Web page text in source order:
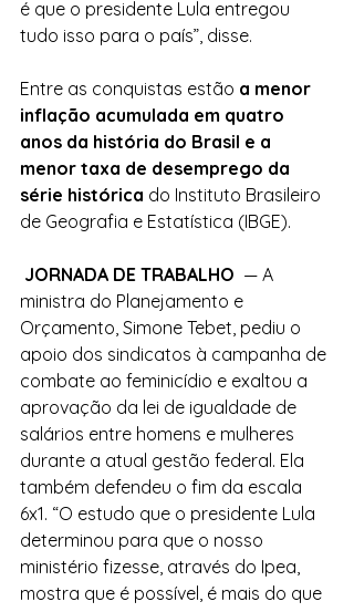
é que o presidente Lula entregou
tudo isso para o país”, disse.
Entre as conquistas estão a menor
inflação acumulada em quatro
anos da história do Brasil e a
menor taxa de desemprego da
série histórica do Instituto Brasileiro
de Geografia e Estatística (IBGE).
JORNADA DE TRABALHO — A
ministra do Planejamento e
Orçamento, Simone Tebet, pediu o
apoio dos sindicatos à campanha de
combate ao feminicídio e exaltou a
aprovação da lei de igualdade de
salários entre homens e mulheres
durante a atual gestão federal. Ela
também defendeu o fim da escala
6x1. “O estudo que o presidente Lula
determinou para que o nosso
ministério fizesse, através do Ipea,
mostra que é possível, é mais do que